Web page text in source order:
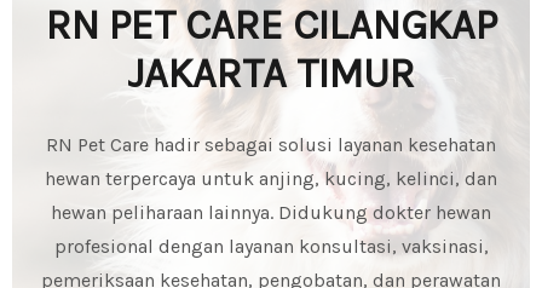
RN PET CARE CILANGKAP
JAKARTA TIMUR
RN Pet Care hadir sebagai solusi layanan kesehatan
hewan terpercaya untuk anjing, kucing, kelinci, dan
hewan peliharaan lainnya. Didukung dokter hewan
profesional dengan layanan konsultasi, vaksinasi,
pemeriksaan kesehatan, pengobatan, dan perawatan